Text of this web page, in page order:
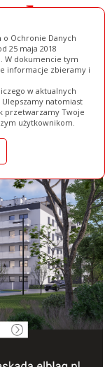
Ochronie Danych
25 maja 2018
. W dokumencie tym
informacje zbieramy i
w aktualnych
natomiast
przetwarzamy Twoje
użytkownikom.
Firm Pełna Wersja